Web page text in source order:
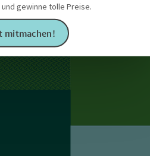
gewinne tolle Preise.
mitmachen!